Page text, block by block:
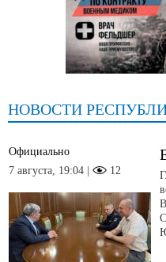
НОВОСТИ
Официально
7 августа, 19:04 |
12